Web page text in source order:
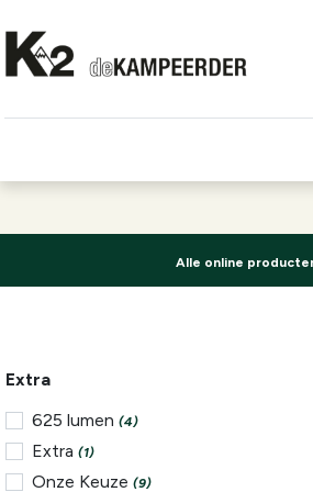
Alle online
Extra
625 lumen (4)
Extra (1)
Onze Keuze (9)